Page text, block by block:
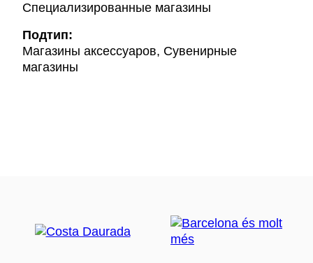
Специализированные магазины
Подтип:
Магазины аксессуаров, Сувенирные
магазины